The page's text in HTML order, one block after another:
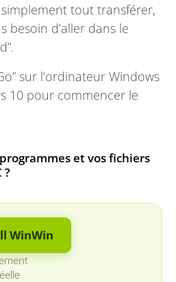
simplement tout transférer,
besoin d’aller dans le
sur l’ordinateur Windows
10 pour commencer le
et vos fichiers
?
WinWin